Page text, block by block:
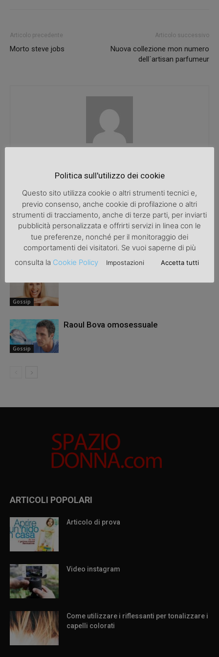
Articolo precedente
Morto steve jobs
Articolo successivo
Nuova collezione mon numero
dell´artisan parfumeur
ARTICOLI CORRELATI ALTRO DALL'AUTORE
Raoul Bova ha divorziato
Gossip
Gossip
Raoul Bova omosessuale
ARTICOLI POPOLARI
Articolo di prova
Video instagram
Come utilizzare i riflessanti per tonalizzare i
capelli colorati
Politica sull'utilizzo dei cookie
Questo sito utilizza cookie o altri strumenti tecnici e,
previo consenso, anche cookie di profilazione o altri
strumenti di tracciamento, anche di terze parti, per inviarti
pubblicità personalizzata e offrirti servizi in linea con le
tue preferenze, nonché per il monitoraggio dei
comportamenti dei visitatori. Se vuoi saperne di più
consulta la Cookie Policy Impostazioni Accetta tutti